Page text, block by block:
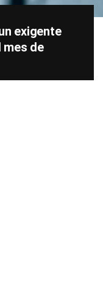
exigente
mes de